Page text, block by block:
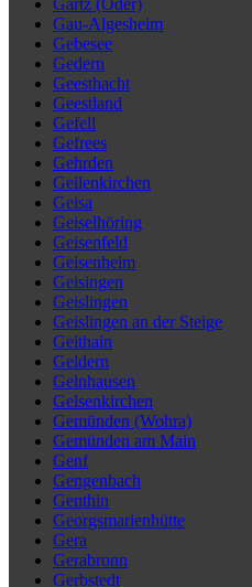
Gartz (Oder)
Gau-Algesheim
Gebesee
Gedern
Geesthacht
Geestland
Gefell
Gefrees
Gehrden
Geilenkirchen
Geisa
Geiselhöring
Geisenfeld
Geisenheim
Geisingen
Geislingen
Geislingen an der Steige
Geithain
Geldern
Gelnhausen
Gelsenkirchen
Gemünden (Wohra)
Gemünden am Main
Genf
Gengenbach
Genthin
Georgsmarienhütte
Gera
Gerabronn
Gerbstedt